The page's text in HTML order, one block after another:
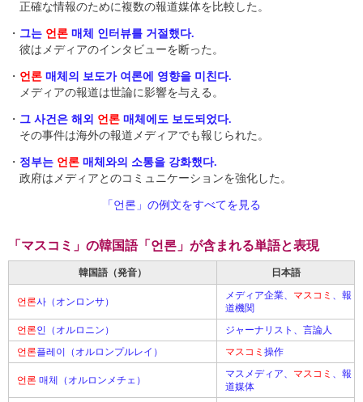
正確な情報のために複数の報道媒体を比較した。
・ 그는 언론 매체 인터뷰를 거절했다.
彼はメディアのインタビューを断った。
・ 언론 매체의 보도가 여론에 영향을 미친다.
メディアの報道は世論に影響を与える。
・ 그 사건은 해외 언론 매체에도 보도되었다.
その事件は海外の報道メディアでも報じられた。
・ 정부는 언론 매체와의 소통을 강화했다.
政府はメディアとのコミュニケーションを強化した。
「언론」の例文をすべてを見る
「マスコミ」の韓国語「언론」が含まれる単語と表現
韓国語（発音） 日本語
언론사（オンロンサ）
メディア企業、 マスコミ 、報
道機関
언론인（オルロニン）
ジャーナリスト、言論人
언론플레이（オルロンプルレイ） マスコミ 操作
언론 매체（オルロンメチェ）
マスメディア、 マスコミ 、報
道媒体